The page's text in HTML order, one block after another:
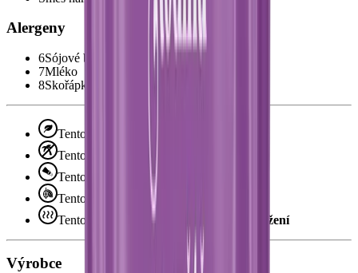
Alergeny
6Sójové boby (Sója)
7Mléko
8Skořápkové plody
Tento produkt je vhodný pro
Tento produkt neobsahuje
Tento produkt je
ochucený
Tento produkt obsahuje
Tento produkt je připravený metodou
pražení
Výrobce